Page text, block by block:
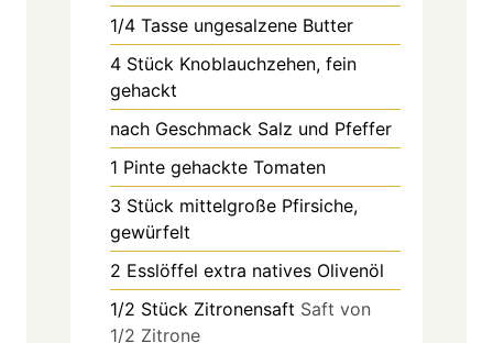
1/4 Tasse ungesalzene Butter
4 Stück Knoblauchzehen, fein
gehackt
nach Geschmack Salz und Pfeffer
1 Pinte gehackte Tomaten
3 Stück mittelgroße Pfirsiche,
gewürfelt
2 Esslöffel extra natives Olivenöl
1/2 Stück Zitronensaft Saft von
1/2 Zitrone